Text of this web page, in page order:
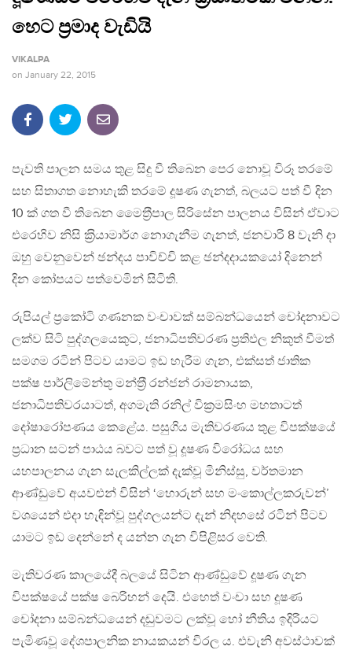
හෙට ප‍්‍රමාද වැඩියි
VIKALPA
on January 22, 2015
පැවති පාලන සමය තුළ සිදු වී තිබෙන පෙර නොවූ විරූ තරමේ
සහ සිතාගත නොහැකි තරමේ දූෂණ ගැනත්, බලයට පත් වී දින
10 ක් ගත වී තිබෙන මෛත‍්‍රීපාල සිරිසේන පාලනය විසින් ඒවාට
එරෙහිව නිසි ක‍්‍රියාමාර්ග නොගැනීම ගැනත්, ජනවාරි 8 වැනි දා
ඔහු වෙනුවෙන් ඡන්දය පාවිච්චි කළ ඡන්දදායකයෝ දිනෙන්
දින කෝපයට පත්වෙමින් සිටිති.
රුපියල් ප‍්‍රකෝටි ගණනක වංචාවක් සම්බන්ධයෙන් චෝදනාවට
ලක්ව සිටි පුද්ගලයෙකුට, ජනාධිපතිවරණ ප‍්‍රතිඵල නිකුත් වීමත්
සමගම රටින් පිටව යාමට ඉඩ හැරීම ගැන, එක්සත් ජාතික
පක්ෂ පාර්ලිමේන්තු මන්ත‍්‍රී රන්ජන් රාමනායක,
ජනාධිපතිවරයාටත්, අගමැති රනිල් වික‍්‍රමසිංහ මහතාටත්
දෝෂාරෝපණය කෙළේය. පසුගිය මැතිවරණය තුළ විපක්ෂයේ
ප‍්‍රධාන සටන් පාඨය බවට පත් වූ දූෂණ විරෝධය සහ
යහපාලනය ගැන සැලකිල්ලක් දැක්වූ මිනිස්සු, වර්තමාන
ආණ්ඩුවේ අයවළුන් විසින් ‘හොරුන් සහ මංකොල්ලකරුවන්’
වශයෙන් එදා හැඳින්වූ පුද්ගලයන්ට දැන් නිදහසේ රටින් පිටව
යාමට ඉඩ දෙන්නේ ද යන්න ගැන විපිළිසර වෙති.
මැතිවරණ කාලයේදී බලයේ සිටින ආණ්ඩුවේ දූෂණ ගැන
විපක්ෂයේ පක්ෂ බෙරිහන් දෙයි. එහෙත් වංචා සහ දූෂණ
චෝදනා සම්බන්ධයෙන් දඬුවමට ලක්වූ හෝ නීතිය ඉදිරියට
පැමිණවූ දේශපාලනික නායකයන් විරල ය. එවැනි අවස්ථාවක්